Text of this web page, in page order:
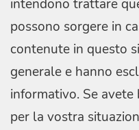
intendono trattare
possono sorgere in
contenute in questo
generale e hanno
informativo. Se
per la vostra